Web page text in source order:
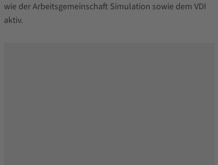
wie der Arbeitsgemeinschaft Simulation sowie dem VDI
aktiv.